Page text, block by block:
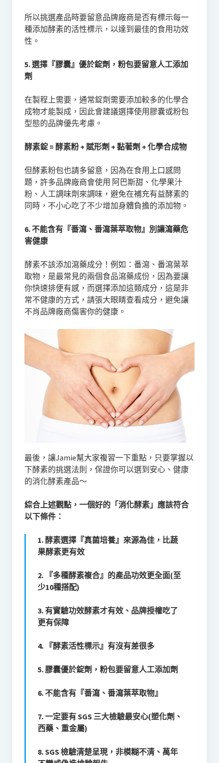
所以挑選產品時要留意品牌廠商是否有標示每一
種添加酵素的活性標示，以達到最佳的食用功效
性。
5. 選擇『膠囊』優於錠劑，粉包要留意人工添加
劑
在製程上需要，通常錠劑需要添加較多的化學合
成物才能製成，因此會建議選擇使用膠囊或粉包
型態的品牌優先考慮。
酵素錠 = 酵素粉 + 賦形劑 + 黏著劑 + 化學合成物
但酵素粉包也請多留意，因為在食用上口感問
題，許多品牌廠商會使用 阿巴斯甜、化學果汁
粉、人工調味劑來調味，避免在補充有益酵素的
同時，不小心吃了不少增加身體負擔的添加物。
6. 不能含有『番瀉、番瀉葉萃取物』別讓瀉藥危
害健康
酵素不該添加瀉藥成分！例如：番瀉、番瀉葉萃
取物，是最常見的兩個食品瀉藥成份，因為要讓
你快速排便有感，而選擇添加這類成分，這是非
常不健康的方式，請張大眼睛查看成分，避免讓
不肖品牌廠商傷害你的健康。
最後，讓Jamie幫大家複習一下重點，只要掌握以
下酵素的挑選法則，保證你可以選到安心、健康
的消化酵素產品～
綜合上述觀點，一個好的「消化酵素」應該符合
以下條件：
1. 酵素選擇『真菌培養』來源為佳，比蔬
果酵素更有效
2. 『多種酵素複合』的產品功效更全面(至
少10種搭配)
3. 有實驗功效酵素才有效、品牌授權吃了
更有保障
4. 『酵素活性標示』有沒有差很多
5. 膠囊優於錠劑，粉包要留意人工添加劑
6. 不能含有『番瀉、番瀉葉萃取物』
7. 一定要有 SGS 三大檢驗最安心(塑化劑、
西藥、重金屬)
8. SGS 檢驗清楚呈現，非模糊不清、萬年